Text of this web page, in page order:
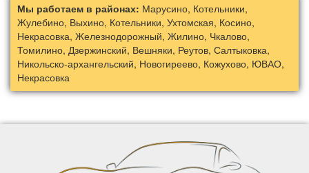
Мы работаем в районах: Марусино, Котельники,
Жулебино, Выхино, Котельники, Ухтомская, Косино,
Некрасовка, Железнодорожный, Жилино, Чкалово,
Томилино, Дзержинский, Вешняки, Реутов, Салтыковка,
Никольско-архангельский, Новогиреево, Кожухово, ЮВАО,
Некрасовка